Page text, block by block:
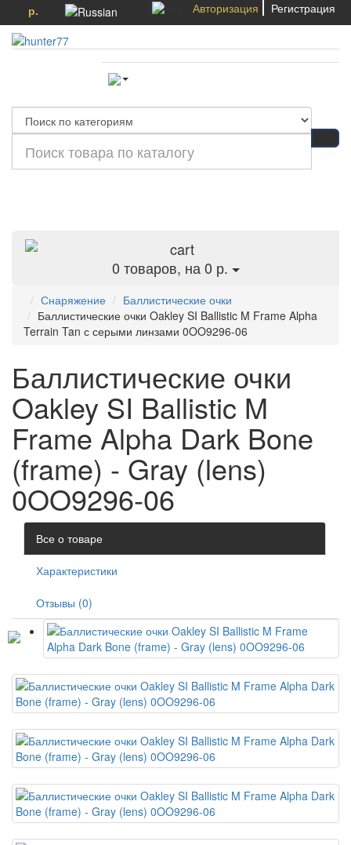
р. Авторизация Регистрация
0 товаров, на 0 р.
Снаряжение
Баллистические очки
Баллистические очки Oakley SI Ballistic M Frame Alpha
Terrain Tan с серыми линзами 0OO9296-06
Баллистические очки
Oakley SI Ballistic M
Frame Alpha Dark Bone
(frame) - Gray (lens)
0OO9296-06
Все о товаре
Характеристики
Отзывы (0)